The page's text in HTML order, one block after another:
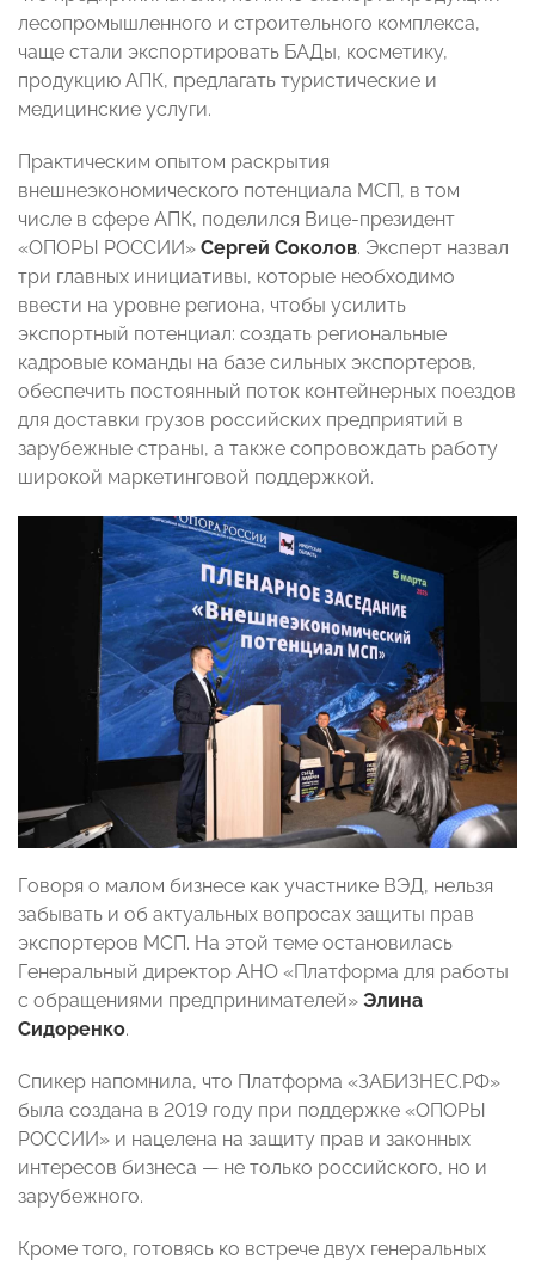
лесопромышленного и строительного комплекса,
чаще стали экспортировать БАДы, косметику,
продукцию АПК, предлагать туристические и
медицинские услуги.
Практическим опытом раскрытия
внешнеэкономического потенциала МСП, в том
числе в сфере АПК, поделился Вице-президент
«ОПОРЫ РОССИИ» Сергей Соколов. Эксперт назвал
три главных инициативы, которые необходимо
ввести на уровне региона, чтобы усилить
экспортный потенциал: создать региональные
кадровые команды на базе сильных экспортеров,
обеспечить постоянный поток контейнерных поездов
для доставки грузов российских предприятий в
зарубежные страны, а также сопровождать работу
широкой маркетинговой поддержкой.
Говоря о малом бизнесе как участнике ВЭД, нельзя
забывать и об актуальных вопросах защиты прав
экспортеров МСП. На этой теме остановилась
Генеральный директор АНО «Платформа для работы
с обращениями предпринимателей» Элина
Сидоренко.
Спикер напомнила, что Платформа «ЗАБИЗНЕС.РФ»
была создана в 2019 году при поддержке «ОПОРЫ
РОССИИ» и нацелена на защиту прав и законных
интересов бизнеса — не только российского, но и
зарубежного.
Кроме того, готовясь ко встрече двух генеральных